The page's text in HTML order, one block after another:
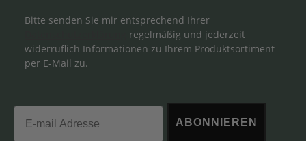
Bitte senden Sie mir entsprechend Ihrer
regelmäßig und jederzeit
widerruflich Informationen zu Ihrem Produktsortiment
per E-Mail zu.
Email
ABONNIEREN